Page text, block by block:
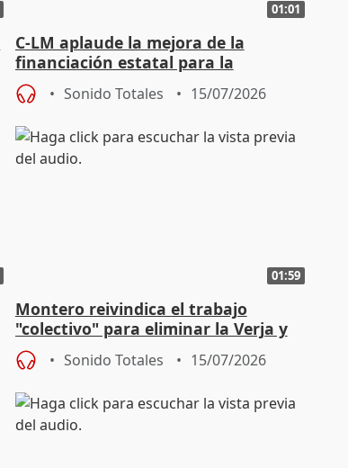
01:01
C-LM aplaude la mejora de la
financiación estatal para la
dependencia
Sonido Totales 15/07/2026
01:59
Montero reivindica el trabajo
"colectivo" para eliminar la Verja y
su papel en fiscalidad
Sonido Totales 15/07/2026